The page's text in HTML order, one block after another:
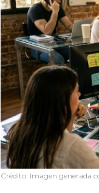
Crédito: Imagen generada